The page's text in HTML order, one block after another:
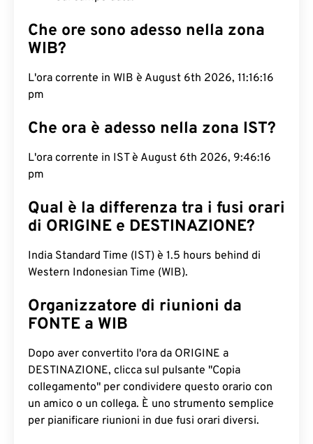
Che ore sono adesso nella zona
WIB?
L'ora corrente in WIB è August 6th 2026, 11:16:17
pm
Che ora è adesso nella zona IST?
L'ora corrente in IST è August 6th 2026, 9:46:17
pm
Qual è la differenza tra i fusi orari
di ORIGINE e DESTINAZIONE?
India Standard Time (IST) è 1.5 hours behind di
Western Indonesian Time (WIB).
Organizzatore di riunioni da
FONTE a WIB
Dopo aver convertito l'ora da ORIGINE a
DESTINAZIONE, clicca sul pulsante "Copia
collegamento" per condividere questo orario con
un amico o un collega. È uno strumento semplice
per pianificare riunioni in due fusi orari diversi.